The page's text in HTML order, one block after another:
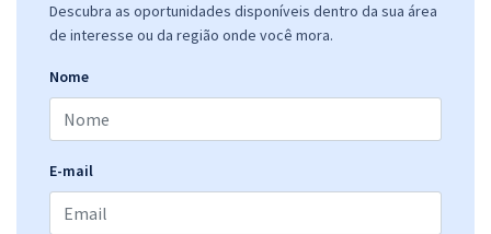
Descubra as oportunidades disponíveis dentro da sua área
de interesse ou da região onde você mora.
Nome
E-mail